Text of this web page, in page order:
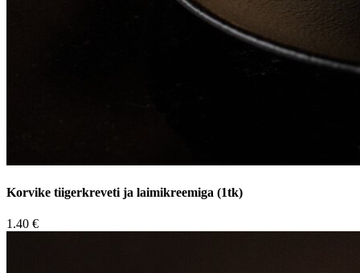
Korvike tiigerkreveti ja laimikreemiga (1tk)
1.40 €